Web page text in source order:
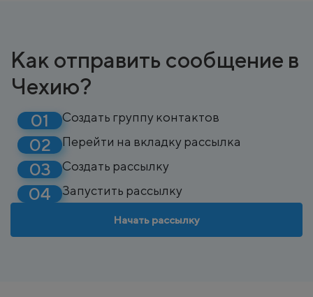
Как отправить сообщение в
Чехию?
Создать группу контактов
Перейти на вкладку рассылка
Создать рассылку
Запустить рассылку
Начать рассылку